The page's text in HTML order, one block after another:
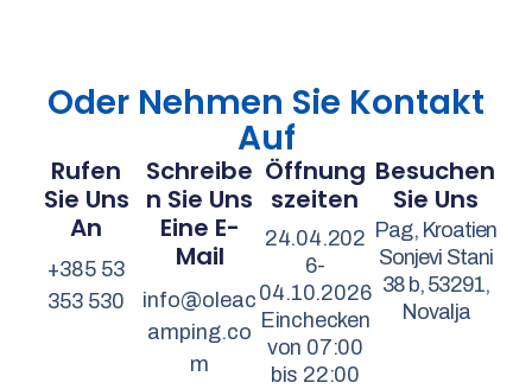
Oder Nehmen Sie Kontakt
Auf
Rufen
Sie Uns
An
+385 53
353 530
Schreibe
N Sie Uns
Eine E-
Mail
info@oleac
amping.co
m
Öffnung
Szeiten
24.04.202
6-
04.10.2026
Einchecken
von 07:00
bis 22:00
Besuchen
Sie Uns
Pag, Kroatien
Sonjevi Stani
38 b, 53291,
Novalja